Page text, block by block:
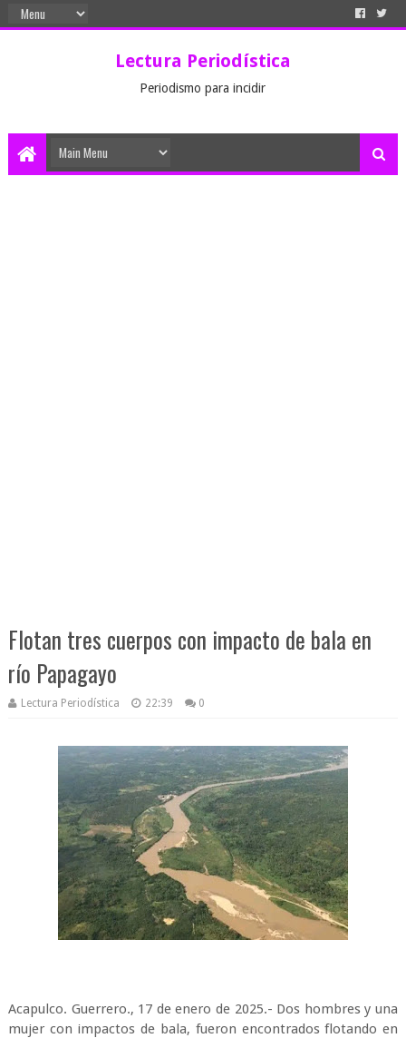
Lectura Periodística
Periodismo para incidir
Flotan tres cuerpos con impacto de bala en
río Papagayo
Lectura Periodística 22:39 0
Acapulco. Guerrero., 17 de enero de 2025.- Dos hombres y una
mujer con impactos de bala, fueron encontrados flotando en